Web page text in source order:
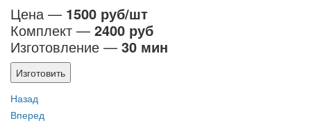
Цена — 1500 руб/шт
Комплект — 2400 руб
Изготовление — 30 мин
Изготовить
Назад
Вперед